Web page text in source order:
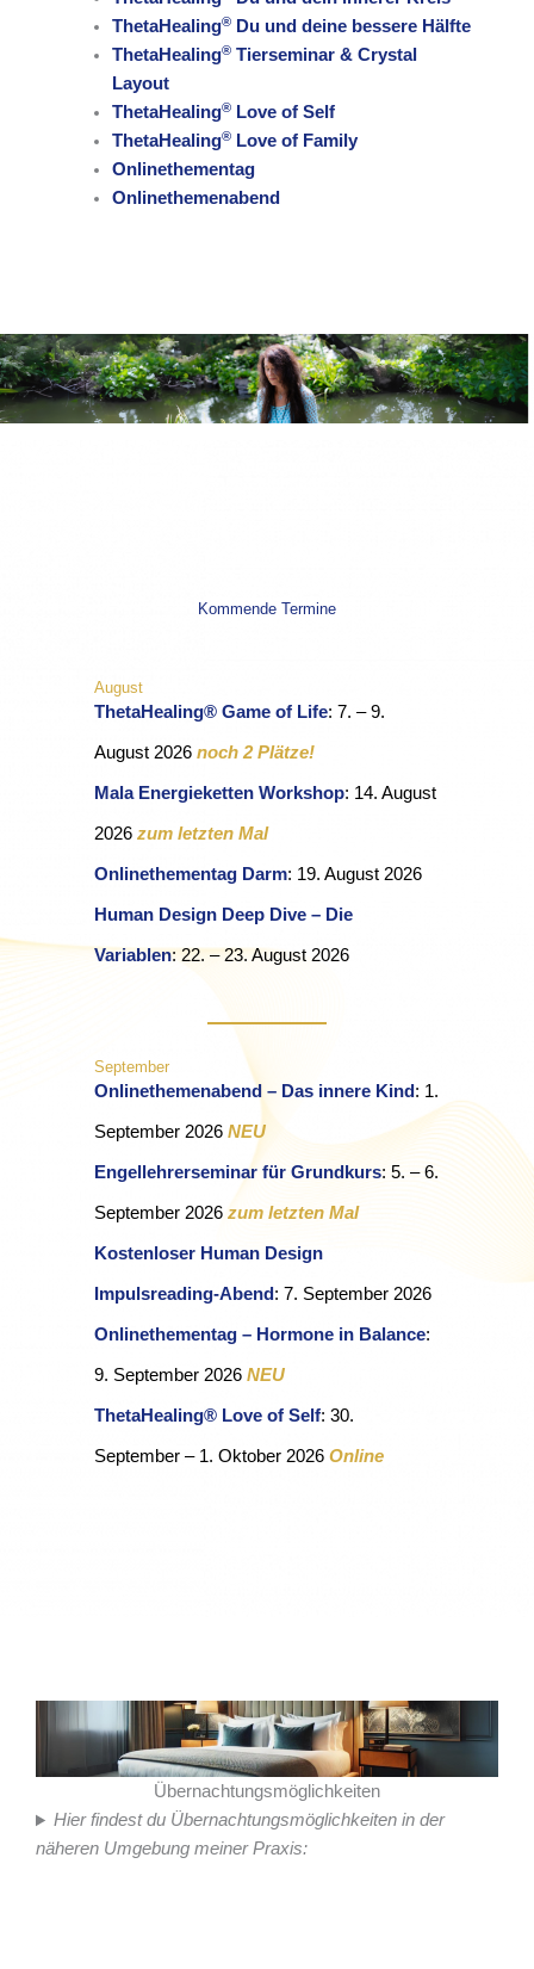
ThetaHealing®Du und deine bessere Hälfte
ThetaHealing®Tierseminar & Crystal
Layout
ThetaHealing®Love of Self
ThetaHealing®Love of Family
Onlinethementag
Onlinethemenabend
Kommende Termine
August
ThetaHealing® Game of Life: 7. – 9.
August 2026noch 2 Plätze!
Mala Energieketten Workshop: 14. August
2026zum letzten Mal
Onlinethementag Darm: 19. August 2026
Human Design Deep Dive – Die
Variablen: 22. – 23. August 2026
September
Onlinethemenabend – Das innere Kind: 1.
September 2026 NEU
Engellehrerseminar für Grundkurs: 5. – 6.
September 2026 zum letzten Mal
Kostenloser Human Design
Impulsreading-Abend: 7. September 2026
Onlinethementag – Hormone in Balance:
9. September 2026NEU
ThetaHealing® Love of Self: 30.
September – 1. Oktober 2026 Online
Übernachtungsmöglichkeiten
Hier findest du Übernachtungsmöglichkeiten in der
näheren Umgebung meiner Praxis: